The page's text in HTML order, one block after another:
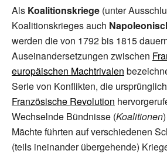
Als Koalitionskriege (unter
Koalitionskrieges auch
werden die von 1792 bis 1815
Auseinandersetzungen zwischen
europäischen Machtrivalen
Serie von Konflikten, die
Französische Revolution
Wechselnde Bündnisse (Koalitionen
Mächte führten auf verschiedenen
(teils ineinander übergehende)